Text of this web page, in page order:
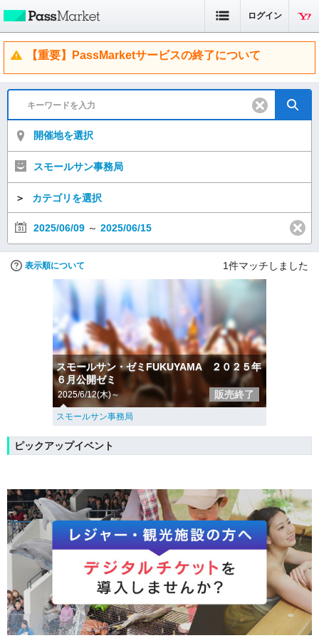
ログイン
【重要】PassMarketサービスの終了について
開催地を選択
スモールサン事務局
＞ カテゴリを選択
2025/06/09 ～ 2025/06/15
表示順について 1件マッチしました
スモールサン・ゼミFUKUYAMA ２０２５年
６月公開ゼミ
2025/6/12(木)～ 販売終了
スモールサン事務局
ピックアップイベント